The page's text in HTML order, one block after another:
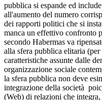
pubblica si espande ed
all'aumento del numero
dei rapporti politici che si
manca un effettivo confronto
secondo Habermas va
alla sfera pubblica elitaria
caratteristiche assunte dalle
organizzazione sociale
la sfera pubblica non deve
integrazione della società
(Web) di relazioni che